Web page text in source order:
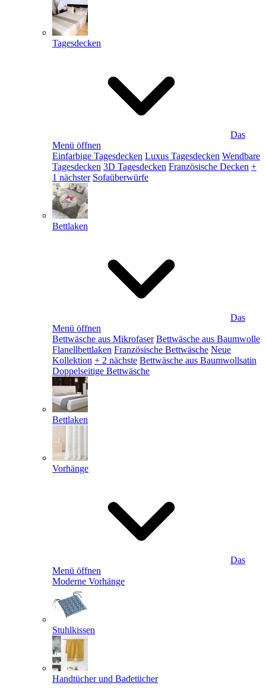
Tagesdecken
Das
Menü öffnen
Einfarbige Tagesdecken Luxus Tagesdecken Wendbare
Tagesdecken 3D Tagesdecken Französische Decken +
1 nächster Sofaüberwürfe
Bettlaken
Das
Menü öffnen
Bettwäsche aus Mikrofaser Bettwäsche aus Baumwolle
Flanellbettlaken Französische Bettwäsche Neue
Kollektion + 2 nächste Bettwäsche aus Baumwollsatin
Doppelseitige Bettwäsche
Bettlaken
Vorhänge
Das
Menü öffnen
Moderne Vorhänge
Stuhlkissen
Handtücher und Badetücher